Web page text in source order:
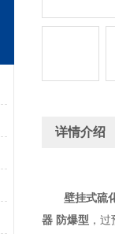
详情介绍
壁挂式硫
器 防爆型 ，